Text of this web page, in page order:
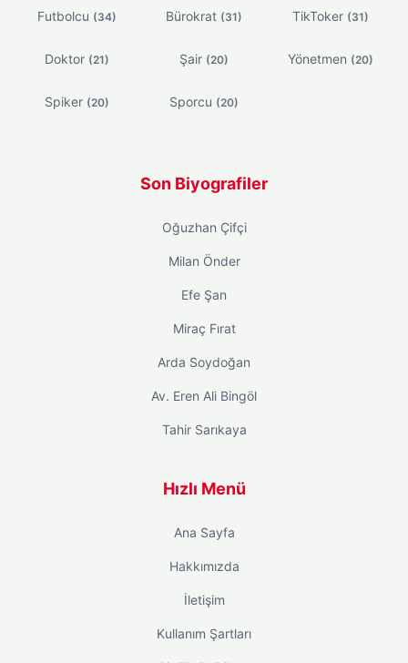
Futbolcu (34) Bürokrat (31) TikToker (31)
Doktor (21) Şair (20) Yönetmen (20)
Spiker (20) Sporcu (20)
Son Biyografiler
Oğuzhan Çifçi
Milan Önder
Efe Şan
Miraç Fırat
Arda Soydoğan
Av. Eren Ali Bingöl
Tahir Sarıkaya
Hızlı Menü
Ana Sayfa
Hakkımızda
İletişim
Kullanım Şartları